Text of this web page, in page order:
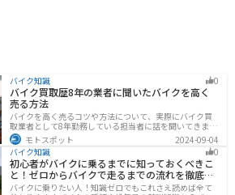
バイク知識 0
バイク買取歴8年の業者に聞いたバイクを高く
売る方法
バイクを高く売るコツや方法について、実際にバイク買
取業者として8年勤務している担当者に話を聞いてきまし
た！高く買い取ってもらえるバイクの特徴や業者がどの
くらい利益を上乗せしているかなど、バイクを売ろうと
している人は必見の内容になっています。
モトスポット
2024-09-04
バイク知識
0
初心者がバイクに乗るまでに知っておくべきこ
と！ゼロからバイクで走るまでの流れを徹底解
説
バイクに乗りたい人！知識ゼロでもこれさえ読めば全て